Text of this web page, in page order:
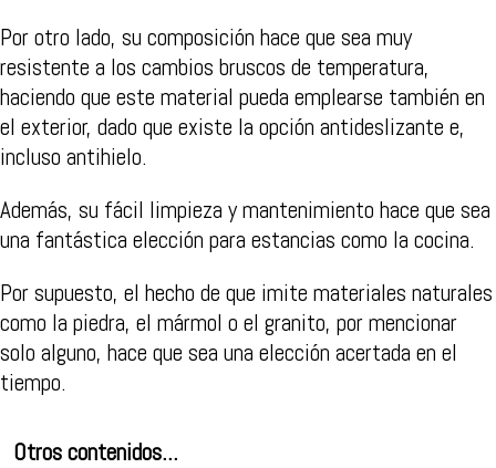
Por otro lado, su composición hace que sea muy
resistente a los cambios bruscos de temperatura,
haciendo que este material pueda emplearse también en
el exterior, dado que existe la opción antideslizante e,
incluso antihielo.
Además, su fácil limpieza y mantenimiento hace que sea
una fantástica elección para estancias como la cocina.
Por supuesto, el hecho de que imite materiales naturales
como la piedra, el mármol o el granito, por mencionar
solo alguno, hace que sea una elección acertada en el
tiempo.
Otros contenidos...